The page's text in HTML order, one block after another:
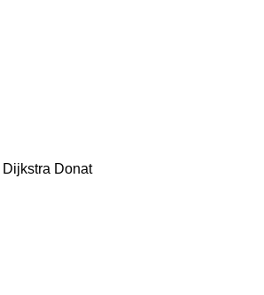
Dijkstra Donat